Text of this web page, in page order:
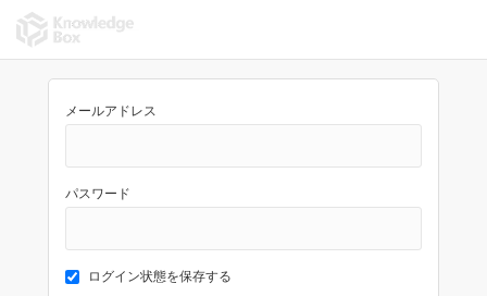
メールアドレス
パスワード
ログイン状態を保存する